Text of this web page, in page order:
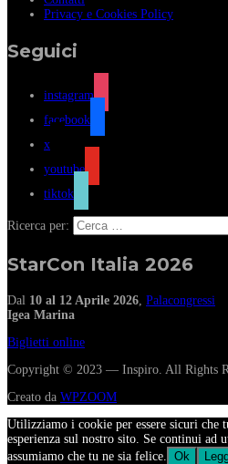
Privacy e Cookies Policy
Seguici
instagram
facebook
x
youtube
tiktok
Ricerca per:
StarCon Italia 2026
Dal 10 al 12 Aprile 2026, Palacongressi
Igea Marina
Biglietti online
Copyright © 2023 — Inspiro. All Rights
Creato da WPZOOM
Utilizziamo i cookie per essere sicuri che
esperienza sul nostro sito. Se continui ad
assumiamo che tu ne sia felice. Ok